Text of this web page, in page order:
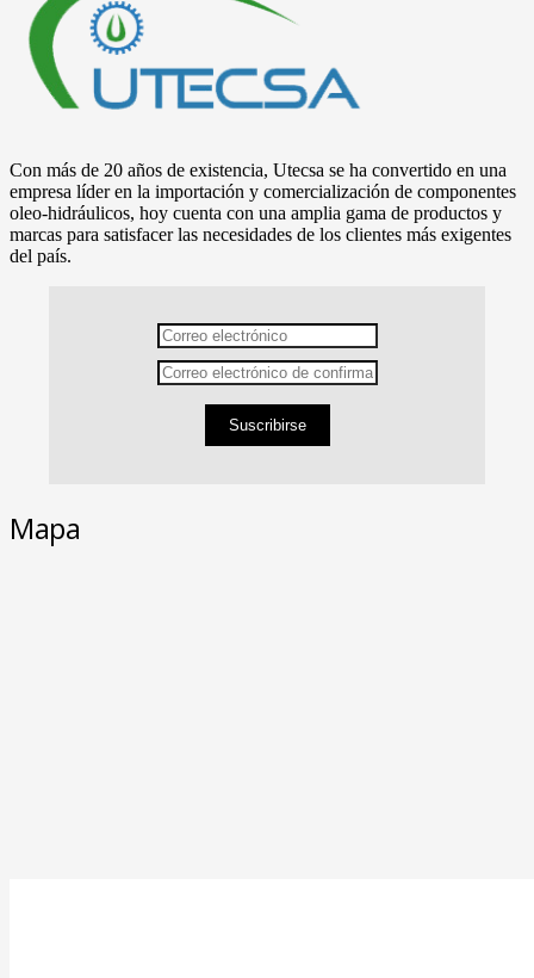
Con más de 20 años de existencia, Utecsa se ha convertido en una
empresa líder en la importación y comercialización de componentes
oleo-hidráulicos, hoy cuenta con una amplia gama de productos y
marcas para satisfacer las necesidades de los clientes más exigentes
del país.
Suscribirse
Mapa